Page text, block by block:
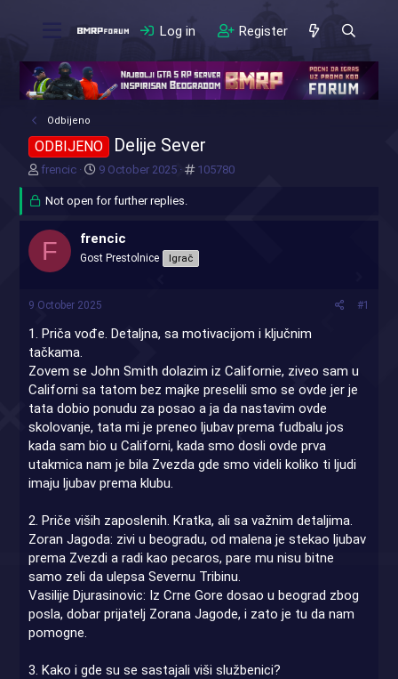
Log in Register
Odbijeno
ODBIJENO Delije Sever
T
r
a
d
r
t
e
r
frencic
S
a
t
a
9 October 2025 #105780
Not open for further replies.
F frencic
Gost Prestolnice Igrač
9 October 2025 #1
1. Priča vođe. Detaljna, sa motivacijom i ključnim
tačkama.
Zovem se John Smith dolazim iz Californie, ziveo sam u
Californi sa tatom bez majke preselili smo se ovde jer je
tata dobio ponudu za posao a ja da nastavim ovde
skolovanje, tata mi je preneo ljubav prema fudbalu jos
kada sam bio u Californi, kada smo dosli ovde prva
utakmica nam je bila Zvezda gde smo videli koliko ti ljudi
imaju ljubav prema klubu.
2. Priče viših zaposlenih. Kratka, ali sa važnim detaljima.
Zoran Jagoda: zivi u beogradu, od malena je stekao ljubav
prema Zvezdi a radi kao pecaros, pare mu nisu bitne
samo zeli da ulepsa Severnu Tribinu.
Vasilije Djurasinovic: Iz Crne Gore dosao u beograd zbog
posla, dobar prijatelj Zorana Jagode, i zato je tu da nam
pomogne.
3. Kako i gde su se sastajali viši službenici?